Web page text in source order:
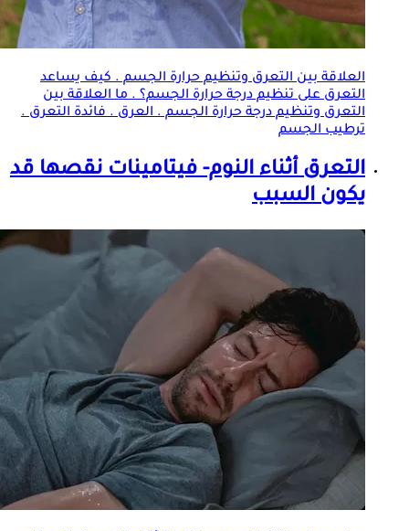
العلاقة بينالتعرقوتنظيم حرارة الجسم . كيف يساعد
التعرقعلى تنظيم درجة حرارة الجسم؟ . ما العلاقة بين
التعرقوتنظيم درجة حرارة الجسم . العرق . فائدةالتعرق.
ترطيب الجسم
التعرقأثناء النوم- فيتامينات نقصها قد
يكون السبب